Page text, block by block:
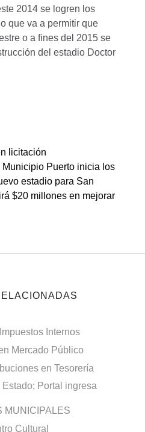
2014 se logren los
que va a permitir que
o a fines del 2015 se
del estadio Doctor
licitación
Municipio Puerto inicia los
estadio para San
$20 millones en mejorar
Internos
Mercado Público
en Tesorería
Portal ingresa
MUNICIPALES
Cultural